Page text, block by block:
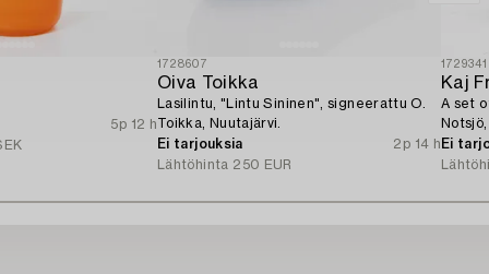
5p 12 h
1728607
Oiva Toikka
Lasilintu, "Lintu Sininen", signeerattu O.
Toikka, Nuutajärvi.
Ei tarjouksia
2p 14 h
Lähtöhinta 250 EUR
1729341
Kaj
A set
Ei